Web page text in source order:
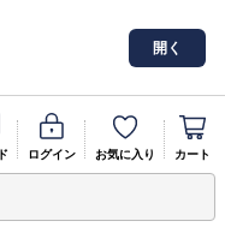
開く
ログイン お気に入り カート